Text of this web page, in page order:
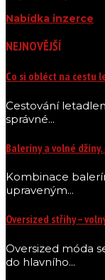
Nabídka inzerce
NEJNOVĚJŠÍ
Co si obléct na cestu
Cestování
správné...
Baleríny a volné
Kombinace
upraveným...
Oversized střihy –
Oversized móda
do hlavního...